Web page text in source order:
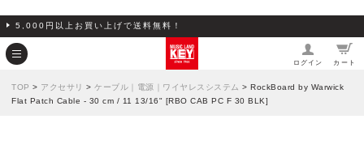
5,000円以上お買い上げで送料無料！
ログイン カート
TOP > アクセサリ > ケーブル｜電源｜ワイヤレスシステム > RockBoard by Warwick
Flat Patch Cable - 30 cm / 11 13/16" [RBO CAB PC F 30 BLK]